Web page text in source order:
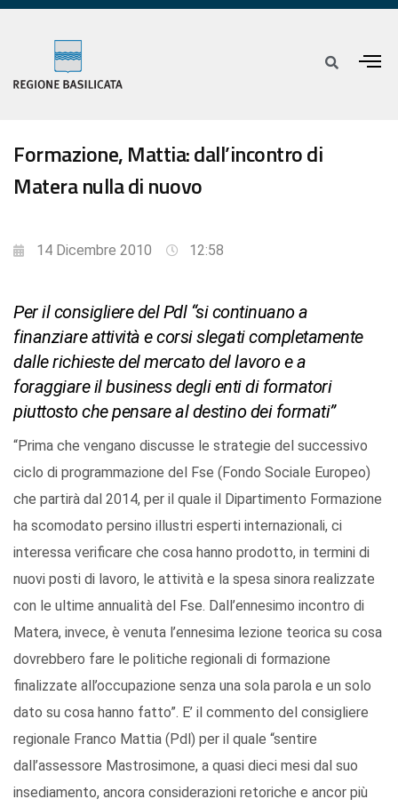
Formazione, Mattia: dall’incontro di
Matera nulla di nuovo
14 Dicembre 2010 12:58
Per il consigliere del Pdl “si continuano a
finanziare attività e corsi slegati completamente
dalle richieste del mercato del lavoro e a
foraggiare il business degli enti di formatori
piuttosto che pensare al destino dei formati”
“Prima che vengano discusse le strategie del successivo
ciclo di programmazione del Fse (Fondo Sociale Europeo)
che partirà dal 2014, per il quale il Dipartimento Formazione
ha scomodato persino illustri esperti internazionali, ci
interessa verificare che cosa hanno prodotto, in termini di
nuovi posti di lavoro, le attività e la spesa sinora realizzate
con le ultime annualità del Fse. Dall’ennesimo incontro di
Matera, invece, è venuta l’ennesima lezione teorica su cosa
dovrebbero fare le politiche regionali di formazione
finalizzate all’occupazione senza una sola parola e un solo
dato su cosa hanno fatto”. E’ il commento del consigliere
regionale Franco Mattia (Pdl) per il quale “sentire
dall’assessore Mastrosimone, a quasi dieci mesi dal suo
insediamento, ancora considerazioni retoriche e ancor più